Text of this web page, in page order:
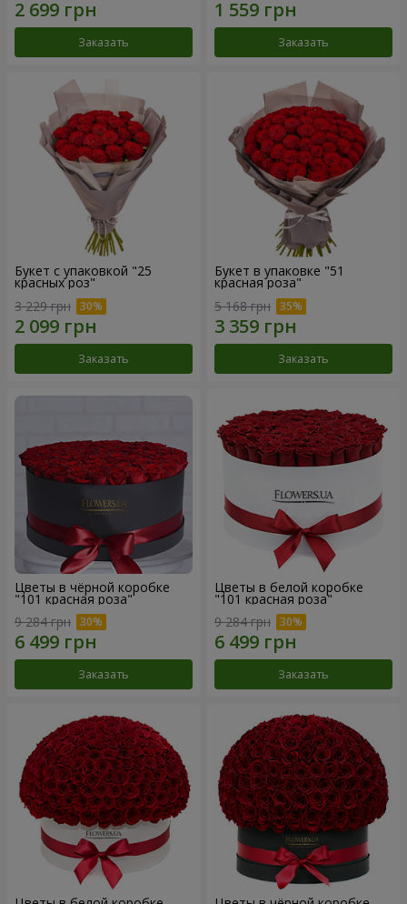
Заказать Заказать
Букет с упаковкой "25
красных роз"
3 229 грн
Заказать
Букет в упаковке "51
красная роза"
5 168 грн
Заказать
Цветы в чёрной коробке
"101 красная роза"
9 284 грн
Заказать
Цветы в белой коробке
"101 красная роза"
9 284 грн
Заказать